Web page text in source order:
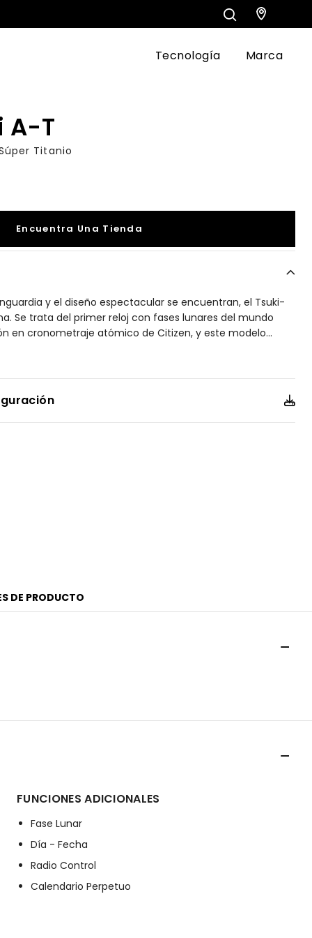
Tecnología Marca
A-T
Titanio
Encuentra Una Tienda
y el diseño espectacular se encuentran, el Tsuki-
Se trata del primer reloj con fases lunares del mundo
en cronometraje atómico de Citizen, y este modelo...
muestra la fase lunar actual. El reloj mide 43 mm y
plateada, con bordes afilados y facetados y un
una estética llamativa en la muñeca. La esfera de color
detalles en negro y toques plateados para ofrecer una
legible. Además del tiempo de funcionamiento, el reloj
DE PRODUCTO
FUNCIONES ADICIONALES
Fase Lunar
Día - Fecha
Radio Control
Calendario Perpetuo